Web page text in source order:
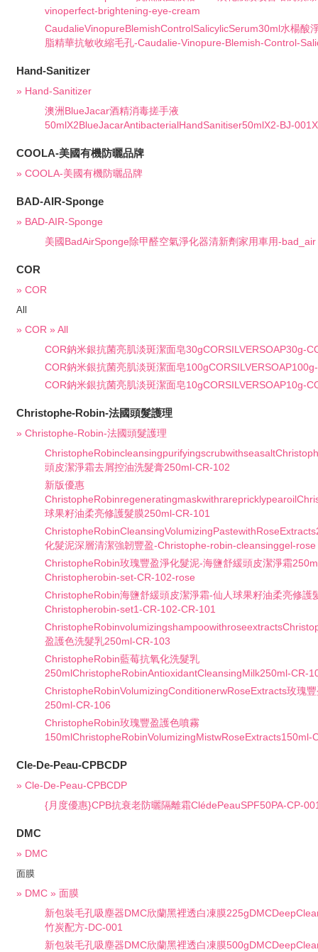
vinoperfect-brightening-eye-cream
CaudalieVinopureBlemishControlSalicylicSerum30ml水楊酸
脂精華抗敏收縮毛孔-Caudalie-Vinopure-Blemish-Control-
Hand-Sanitizer
» Hand-Sanitizer
澳洲BlueJacar酒精消毒搓手液
50mlX2BlueJacarAntibacterialHandSanitiser50mlX2-BJ-
COOLA-美國有機防曬品牌
» COOLA-美國有機防曬品牌
BAD-AIR-Sponge
» BAD-AIR-Sponge
美國BadAirSponge除甲醛空氣淨化器清新劑家用車用-bad_air
COR
» COR
All
» COR » All
COR鈉米銀抗菌亮肌淡斑潔面皂30gCORSILVERSOAP30g-
COR鈉米銀抗菌亮肌淡斑潔面皂
COR鈉米銀抗菌亮肌淡斑潔面皂10gCORSILVERSOAP10g-
Christophe-Robin-法國頭髮護理
» Christophe-Robin-法國頭髮護理
頭皮潔淨霜去屑控油洗髮膏250ml-CR-102
新版優惠
球果籽油柔亮修護髮膜250ml-CR-101
化髮泥深層清潔強韌豐盈-Christophe-robin-cleansinggel-rose
ChristopheRobin玫瑰豐盈淨化髮泥-海鹽舒緩頭皮潔淨霜
Christopherobin-set-CR-102-rose
ChristopheRobin海鹽舒緩頭皮潔淨霜-仙人球果籽油柔亮修護
Christopherobin-set1-CR-102-CR-101
盈護色洗髮乳250ml-CR-103
ChristopheRobin藍莓抗氧化洗髮乳
250mlChristopheRobinAntioxidantCleansingMilk250ml-CR-
ChristopheRobinVolumizingConditionerwRoseExtracts玫瑰
250ml-CR-106
ChristopheRobin玫瑰豐盈護色噴霧
150mlChristopheRobinVolumizingMistwRoseExtracts150ml-
Cle-De-Peau-CPBCDP
» Cle-De-Peau-CPBCDP
{月度優惠}CPB抗衰老防曬隔離霜ClédePeauSPF50PA-CP-
DMC
» DMC
面膜
» DMC » 面膜
新包裝毛孔吸塵器DMC欣蘭黑裡透白凍膜
竹炭配方-DC-001
新包裝毛孔吸塵器DMC欣蘭黑裡透白凍膜